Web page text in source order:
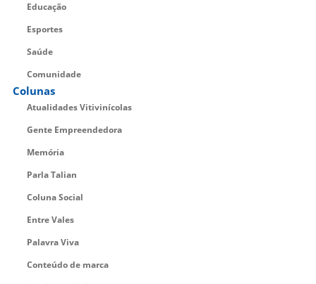
Educação
Esportes
Saúde
Comunidade
Colunas
Atualidades Vitivinícolas
Gente Empreendedora
Memória
Parla Talian
Coluna Social
Entre Vales
Palavra Viva
Conteúdo de marca